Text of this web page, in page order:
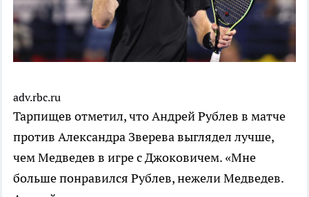
adv.rbc.ru
Тарпищев отметил, что Андрей Рублев в матче
против Александра Зверева выглядел лучше,
чем Медведев в игре с Джоковичем. «Мне
больше понравился Рублев, нежели Медведев.